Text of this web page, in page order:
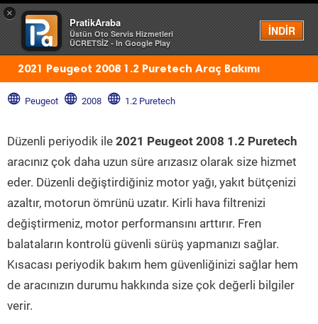
×
PratikAraba
Üstün Oto Servis Hizmetleri
ÜCRETSİZ - In Google Play
İNDİR
Menü
2021 Peugeot 2008 1.2 Puretech Araç Bakımı
Peugeot 2008 1.2 Puretech
Düzenli periyodik ile 2021 Peugeot 2008 1.2 Puretech
aracınız çok daha uzun süre arızasız olarak size hizmet
eder. Düzenli değiştirdiğiniz motor yağı, yakıt bütçenizi
azaltır, motorun ömrünü uzatır. Kirli hava filtrenizi
değiştirmeniz, motor performansını arttırır. Fren
balataların kontrolü güvenli sürüş yapmanızı sağlar.
Kısacası periyodik bakım hem güvenliğinizi sağlar hem
de aracınızın durumu hakkında size çok değerli bilgiler
verir.